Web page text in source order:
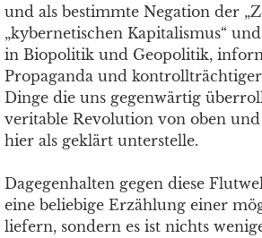
und als bestimmte Negation der
„kybernetischen Kapitalismus“
in Biopolitik und Geopolitik,
Propaganda und
Dinge die uns gegenwärtig
veritable Revolution von oben
hier als geklärt unterstelle.
Dagegenhalten gegen diese
eine beliebige Erzählung einer
liefern, sondern es ist nichts